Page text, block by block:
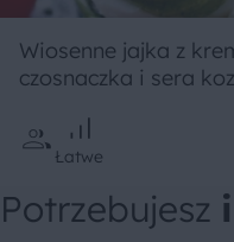
Wiosenne jajka z
czosnaczka i sera
Łatwe
Potrzebujesz